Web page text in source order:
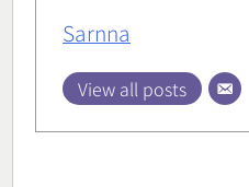
Sarnna
View all posts